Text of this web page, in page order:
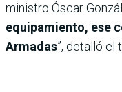
ministro Óscar
equipamiento, ese
Armadas”, detalló el